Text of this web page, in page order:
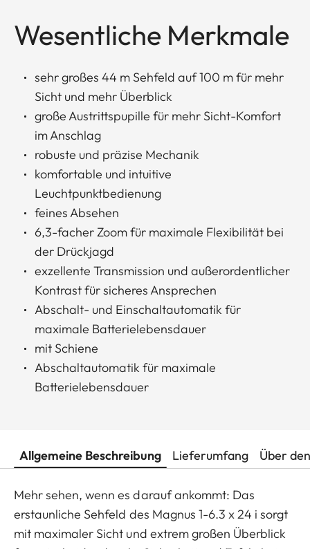
Wesentliche Merkmale
sehr großes 44 m Sehfeld auf 100 m für mehr
Sicht und mehr Überblick
große Austrittspupille für mehr Sicht-Komfort
im Anschlag
robuste und präzise Mechanik
komfortable und intuitive
Leuchtpunktbedienung
feines Absehen
6,3-facher Zoom für maximale Flexibilität bei
der Drückjagd
exzellente Transmission und außerordentlicher
Kontrast für sicheres Ansprechen
Abschalt- und Einschaltautomatik für
maximale Batterielebensdauer
mit Schiene
Abschaltautomatik für maximale
Batterielebensdauer
Allgemeine Beschreibung Lieferumfang Über
Mehr sehen, wenn es darauf ankommt: Das
erstaunliche Sehfeld des Magnus 1-6.3 x 24 i sorgt
mit maximaler Sicht und extrem großen Überblick